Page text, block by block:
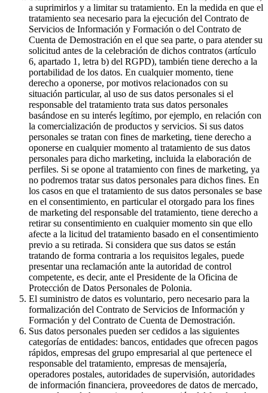
a suprimirlos y a limitar su tratamiento. En la medida en que el
tratamiento sea necesario para la ejecución del Contrato de
Servicios de Información y Formación o del Contrato de
Cuenta de Demostración en el que sea parte, o para atender su
solicitud antes de la celebración de dichos contratos (artículo
6, apartado 1, letra b) del RGPD), también tiene derecho a la
portabilidad de los datos. En cualquier momento, tiene
derecho a oponerse, por motivos relacionados con su
situación particular, al uso de sus datos personales si el
responsable del tratamiento trata sus datos personales
basándose en su interés legítimo, por ejemplo, en relación con
la comercialización de productos y servicios. Si sus datos
personales se tratan con fines de marketing, tiene derecho a
oponerse en cualquier momento al tratamiento de sus datos
personales para dicho marketing, incluida la elaboración de
perfiles. Si se opone al tratamiento con fines de marketing, ya
no podremos tratar sus datos personales para dichos fines. En
los casos en que el tratamiento de sus datos personales se base
en el consentimiento, en particular el otorgado para los fines
de marketing del responsable del tratamiento, tiene derecho a
retirar su consentimiento en cualquier momento sin que ello
afecte a la licitud del tratamiento basado en el consentimiento
previo a su retirada. Si considera que sus datos se están
tratando de forma contraria a los requisitos legales, puede
presentar una reclamación ante la autoridad de control
competente, es decir, ante el Presidente de la Oficina de
Protección de Datos Personales de Polonia.
El suministro de datos es voluntario, pero necesario para la
formalización del Contrato de Servicios de Información y
Formación y del Contrato de Cuenta de Demostración.
Sus datos personales pueden ser cedidos a las siguientes
categorías de entidades: bancos, entidades que ofrecen pagos
rápidos, empresas del grupo empresarial al que pertenece el
responsable del tratamiento, empresas de mensajería,
operadores postales, autoridades de supervisión, autoridades
de información financiera, proveedores de datos de mercado,